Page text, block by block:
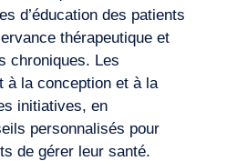
d’éducation des patients
thérapeutique et
chroniques. Les
à la conception et à la
initiatives, en
personnalisés pour
de gérer leur santé.